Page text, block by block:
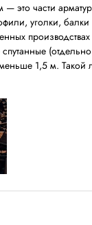
это части
уголки,
1,5 м.